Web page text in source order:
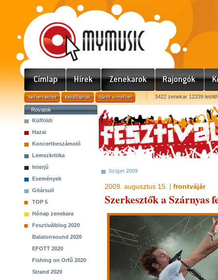
3422 zenekar 12339
Rovatok
Külföldi
Hazai
Koncertbeszámoló
Lemezkritika
Interjú
Események
Gitársuli
TOP 5
Hónap zenekara
Fesztiválblog 2020
Balatonsound 2020
EFOTT 2020
Fishing on Orfű 2020
Strand 2020
Sziget 2009
2009. augusztus 15. | frontvájár
Szerkesztők a Szárnyas